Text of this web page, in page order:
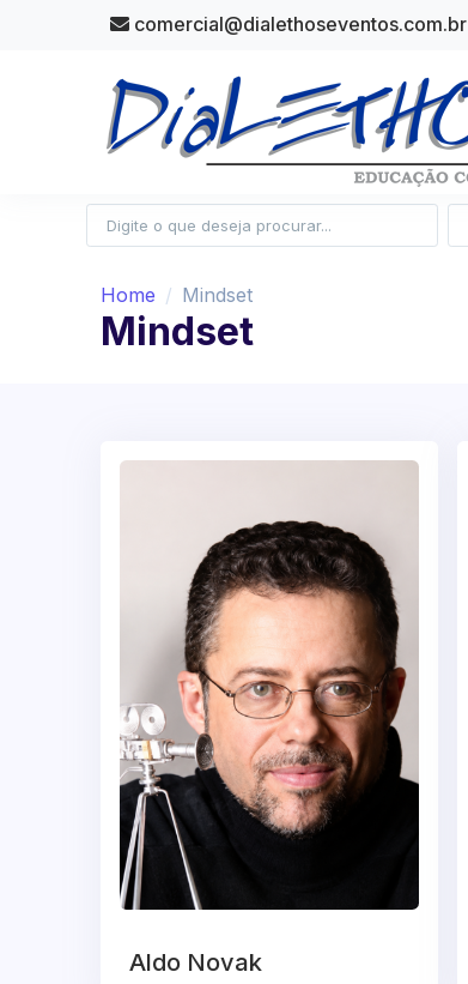
comercial@dialethoseventos.com.br
Home Mindset
Mindset
Aldo Novak